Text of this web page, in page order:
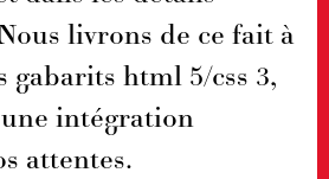
livrons de ce fait à
gabarits html 5/css 3,
intégration
attentes.